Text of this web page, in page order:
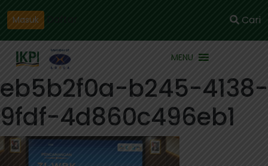
Masuk Cari
MENU
eb5b2f0a-b245-4138-
9fdf-4d860c496eb1